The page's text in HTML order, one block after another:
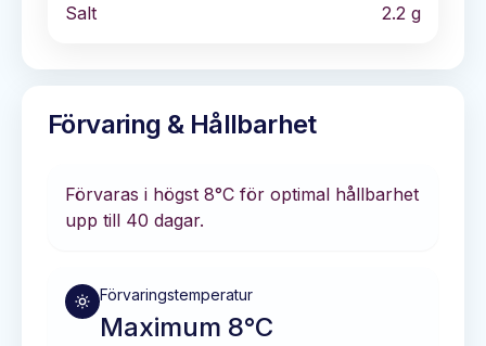
Salt 2.2 g
Förvaring & Hållbarhet
Förvaras i högst 8°C för optimal hållbarhet
upp till 40 dagar.
Förvaringstemperatur
Maximum 8°C